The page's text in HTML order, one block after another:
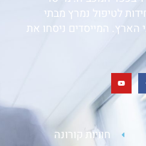
לטיפול נמרץ מבתי
הארץ. המייסדים ניסחו את
חוויות קורונה